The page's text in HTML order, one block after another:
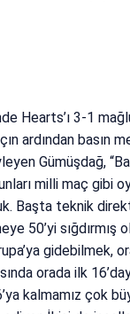
Hearts’ı 3-1
ardından basın
Gümüşdağ,
milli maç gibi
Başta teknik
50’yi sığdırmış
gidebilmek,
orada ilk
kalmamız çok